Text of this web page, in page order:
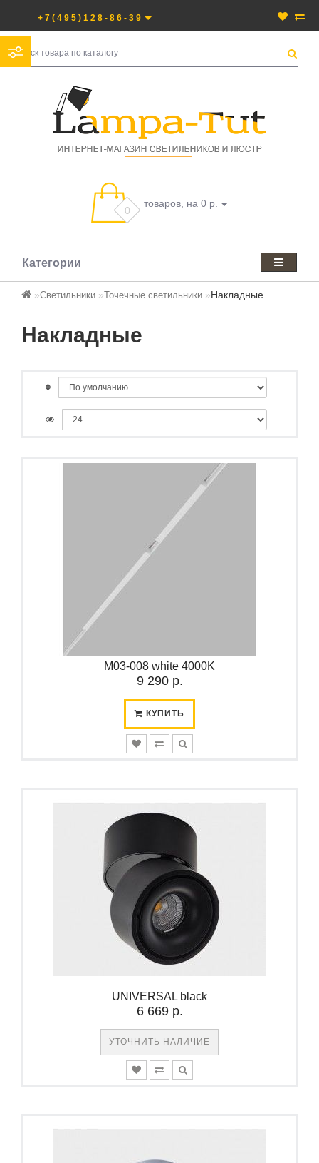
+7(495)128-86-39
0
товаров, на 0 р.
Категории
Светильники Точечные светильники Накладные
Накладные
M03-008 white 4000K
9 290 р.
КУПИТЬ
UNIVERSAL black
6 669 р.
УТОЧНИТЬ НАЛИЧИЕ